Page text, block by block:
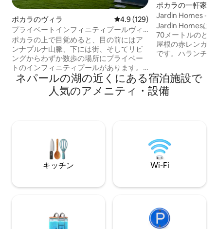
ポカラのヴィラ レビュー129件、5つ星中4.9つ
4.9 (129)
プライベートインフィニティプールヴィ
ラ - 山と湖の眺望
ポカラの上で目覚めると、目の前にはア
ンナプルナ山脈、下には街、そしてリビ
ングからわずか数歩の場所にプライベー
トのインフィニティプールがあります。
Pipal Tree Mountain Villaは、ポカラの静
かな場所で休息を取り、再び絆を深め、
楽しみたい家族連れ、カップル、少人数
トは一層の努力をしてお手伝いをしてく
れる家族です。 🟥 静かな隠れ家的な場所
- スピーカー/大音量の音楽は禁止です。
ポカラの一軒家
Jardin Homes -
ウス
Jardin Homesは
70メートルのと
屋根の赤レンガ造
です。ハランチ
ような景色を眺め
ャウタリ（インド
る庭、大きなバル
ループでリラック
りを取り戻すのに
ネパールの湖の近くにある宿泊施設で
人気のアメニティ・設備
キッチン Wi-Fi